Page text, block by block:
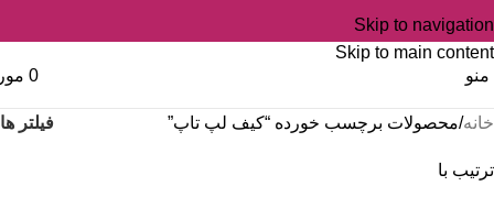
Skip to navigation
Skip to main content
منو
0
خانه محصولات برچسب خورده “کیف لپ تاپ” فیلتر ها
ترتیب با